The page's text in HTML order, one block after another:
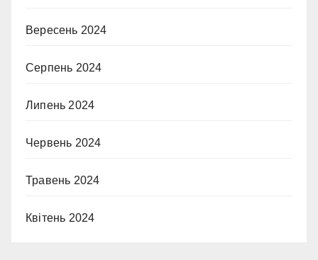
Вересень 2024
Серпень 2024
Липень 2024
Червень 2024
Травень 2024
Квітень 2024